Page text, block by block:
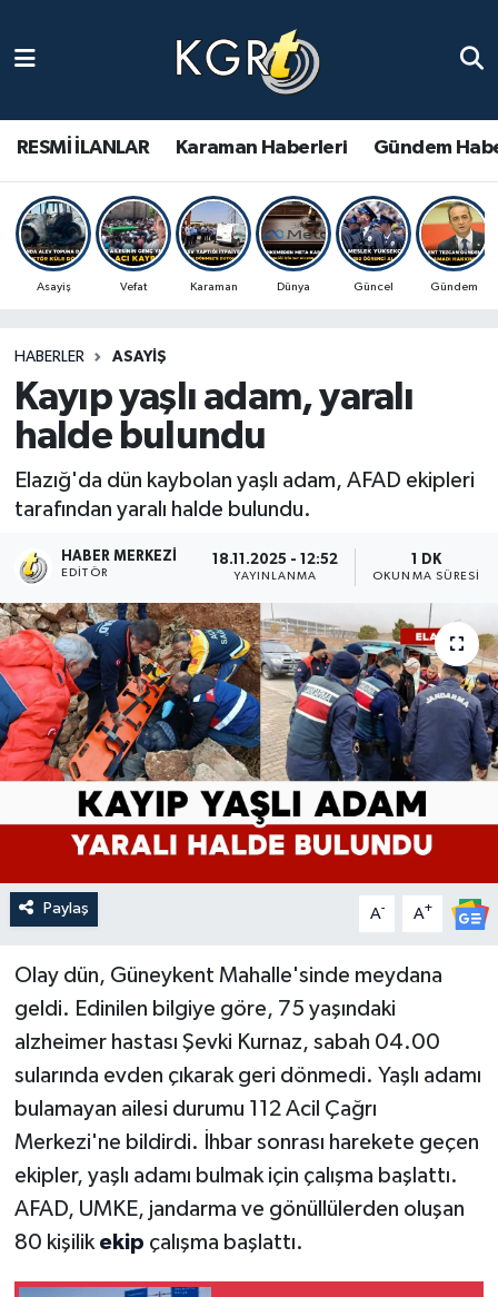
RESMİ İLANLAR Karaman Haberleri Gündem
Asayiş Vefat Karaman Dünya Güncel Gündem
HABERLER ASAYIŞ
Kayıp yaşlı adam, yaralı
halde bulundu
Elazığ'da dün kaybolan yaşlı adam, AFAD ekipleri
tarafından yaralı halde bulundu.
HABER MERKEZI
EDITÖR
18.11.2025 - 12:52
YAYINLANMA
1 DK
OKUNMA SÜRESI
Paylaş A- A+
Olay dün, Güneykent Mahalle'sinde meydana
geldi. Edinilen bilgiye göre, 75 yaşındaki
alzheimer hastası Şevki Kurnaz, sabah 04.00
sularında evden çıkarak geri dönmedi. Yaşlı adamı
bulamayan ailesi durumu 112 Acil Çağrı
Merkezi'ne bildirdi. İhbar sonrası harekete geçen
ekipler, yaşlı adamı bulmak için çalışma başlattı.
AFAD, UMKE, jandarma ve gönüllülerden oluşan
80 kişilik ekip çalışma başlattı.
Gündem Haberleri
Güncel Haberler
Spor Haberleri
Ulusal Haberler
Vefat Edenler